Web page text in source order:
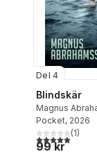
Del 4
Blindskär
Magnus
Pocket, 2026
5,0utav 5(1)
99 kr